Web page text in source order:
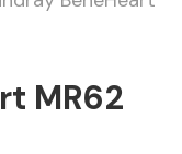
MR62